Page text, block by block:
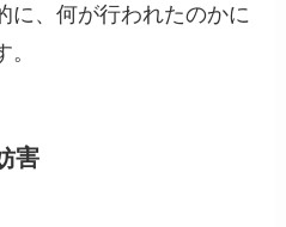
に、何が行われたのかに
害